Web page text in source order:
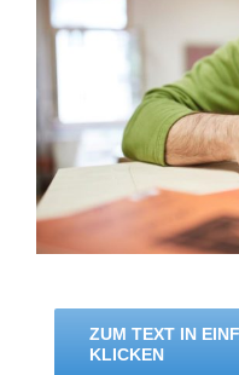
Bild
ZUM TEXT IN
KLICKEN